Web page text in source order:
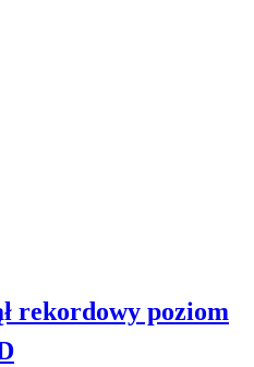
rekordowy poziom